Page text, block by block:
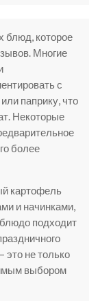
блюд, которое
Многие
с
паприку, что
Некоторые
более
картофель
и начинками,
подходит
это не только
выбором